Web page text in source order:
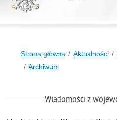
Strona główna Aktualności
Archiwum
Wiadomości z